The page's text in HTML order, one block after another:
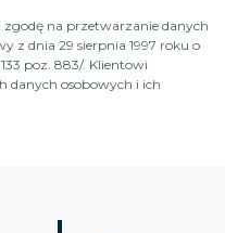
na przetwarzanie danych
z dnia 29 sierpnia 1997 roku o
poz. 883/. Klientowi
danych osobowych i ich